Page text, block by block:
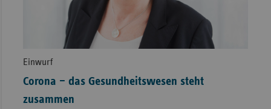
Einwurf
Corona – das Gesundheitswesen steht
zusammen